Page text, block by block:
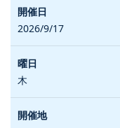
2026/9/17
木